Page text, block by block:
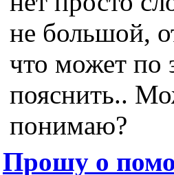
не большой,
что может по
пояснить..
понимаю?
Прошу о